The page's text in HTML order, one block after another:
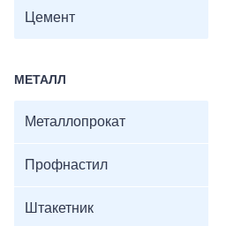
Цемент
МЕТАЛЛ
Металлопрокат
Профнастил
Штакетник